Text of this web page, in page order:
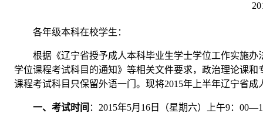
各年级本科在校学生：
根据《辽宁省授予成人本科毕业生学士学位工作实施
学位课程考试科目的通知》等相关文件要求，政治理论课
课程考试科目只保留外语一门。现将2015年上半年辽宁省
一、考试时间 ：2015年5月16日（星期六）上午9：